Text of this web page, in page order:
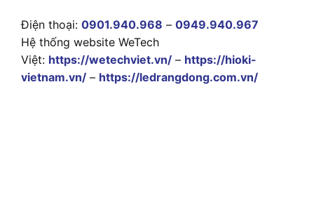
Điện thoại: 0901.940.968 – 0949.940.967
Hệ thống website WeTech
Việt: https://wetechviet.vn/ – https://hioki-
vietnam.vn/ – https://ledrangdong.com.vn/